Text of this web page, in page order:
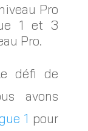
Pro
1 et 3
Pro.
défi de
avons
1 pour